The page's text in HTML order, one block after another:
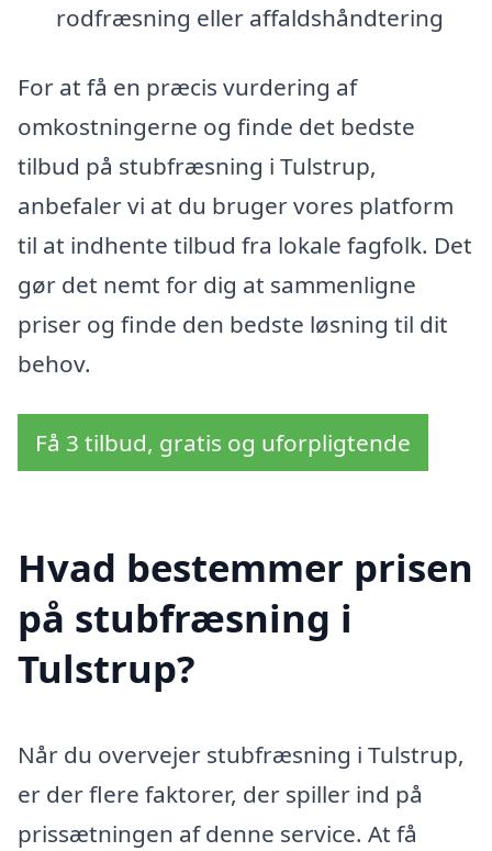
rodfræsning eller affaldshåndtering
For at få en præcis vurdering af
omkostningerne og finde det bedste
tilbud på stubfræsning i Tulstrup,
anbefaler vi at du bruger vores platform
til at indhente tilbud fra lokale fagfolk. Det
gør det nemt for dig at sammenligne
priser og finde den bedste løsning til dit
behov.
Få 3 tilbud, gratis og uforpligtende
Hvad bestemmer prisen
på stubfræsning i
Tulstrup?
Når du overvejer stubfræsning i Tulstrup,
er der flere faktorer, der spiller ind på
prissætningen af denne service. At få